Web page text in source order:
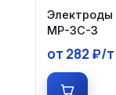
Электроды
МР-3С-3
от 282 ₽/т